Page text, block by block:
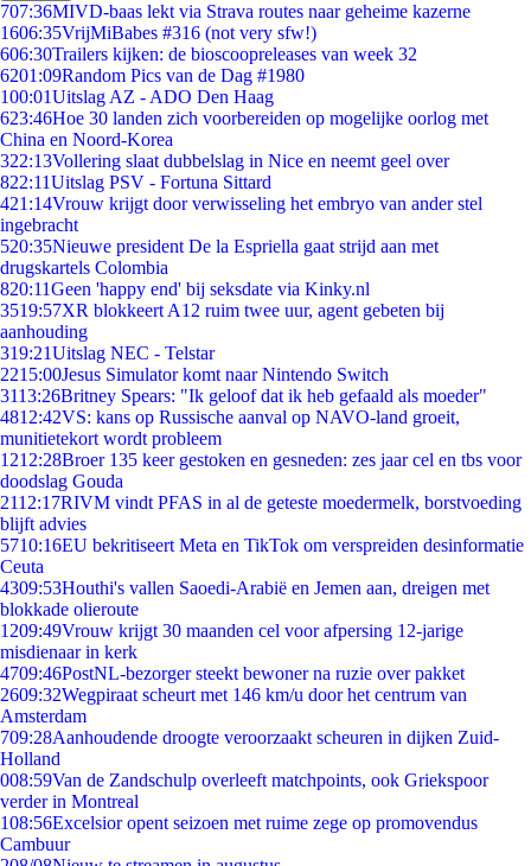
707:36MIVD-baas lekt via Strava routes naar geheime kazerne
1606:35VrijMiBabes #316 (not very sfw!)
606:30Trailers kijken: de bioscoopreleases van week 32
6201:09Random Pics van de Dag #1980
100:01Uitslag AZ - ADO Den Haag
623:46Hoe 30 landen zich voorbereiden op mogelijke oorlog met
China en Noord-Korea
322:13Vollering slaat dubbelslag in Nice en neemt geel over
822:11Uitslag PSV - Fortuna Sittard
421:14Vrouw krijgt door verwisseling het embryo van ander stel
ingebracht
520:35Nieuwe president De la Espriella gaat strijd aan met
drugskartels Colombia
820:11Geen 'happy end' bij seksdate via Kinky.nl
3519:57XR blokkeert A12 ruim twee uur, agent gebeten bij
aanhouding
319:21Uitslag NEC - Telstar
2215:00Jesus Simulator komt naar Nintendo Switch
3113:26Britney Spears: "Ik geloof dat ik heb gefaald als moeder"
4812:42VS: kans op Russische aanval op NAVO-land groeit,
munitietekort wordt probleem
1212:28Broer 135 keer gestoken en gesneden: zes jaar cel en tbs voor
doodslag Gouda
2112:17RIVM vindt PFAS in al de geteste moedermelk, borstvoeding
blijft advies
5710:16EU bekritiseert Meta en TikTok om verspreiden desinformatie
Ceuta
4309:53Houthi's vallen Saoedi-Arabië en Jemen aan, dreigen met
blokkade olieroute
1209:49Vrouw krijgt 30 maanden cel voor afpersing 12-jarige
misdienaar in kerk
4709:46PostNL-bezorger steekt bewoner na ruzie over pakket
2609:32Wegpiraat scheurt met 146 km/u door het centrum van
Amsterdam
709:28Aanhoudende droogte veroorzaakt scheuren in dijken Zuid-
Holland
008:59Van de Zandschulp overleeft matchpoints, ook Griekspoor
verder in Montreal
108:56Excelsior opent seizoen met ruime zege op promovendus
Cambuur